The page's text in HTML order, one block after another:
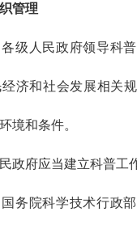
管理
级人民政府领导科
济和社会发展相关
境和条件。
政府应当建立科普工
务院科学技术行政部